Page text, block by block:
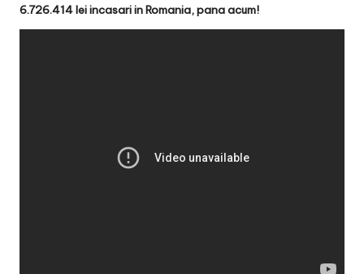
6.726.414 lei incasari in Romania, pana acum!